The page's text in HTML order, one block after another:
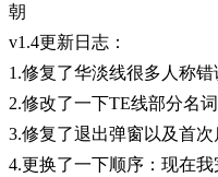
朝
v1.4更新日志：
1.修复了华淡线很多人称错
2.修改了一下TE线部分名
3.修复了退出弹窗以及首
4.更换了一下顺序：现在